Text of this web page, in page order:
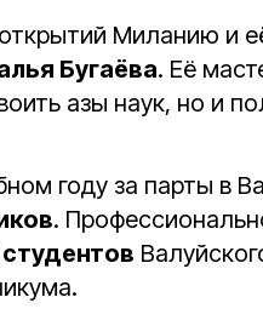
Миланию и
Бугаёва. Её
азы наук, но и
году за парты в
.